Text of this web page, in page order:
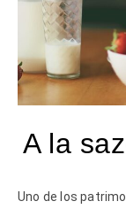
A la
Uno de los